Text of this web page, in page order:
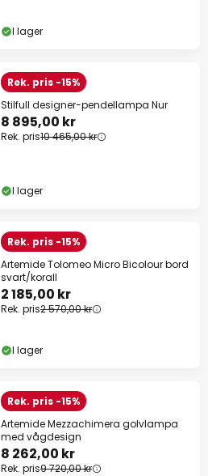
I lager
Rek. pris -15%
Stilfull designer-pendellampa Nur
8 895,00 kr
Rek. pris10 465,00 kr
I lager
Rek. pris -15%
Artemide Tolomeo Micro Bicolour bord
svart/korall
2 185,00 kr
Rek. pris2 570,00 kr
I lager
Rek. pris -15%
Artemide Mezzachimera golvlampa
med vågdesign
8 262,00 kr
Rek. pris9 720,00 kr